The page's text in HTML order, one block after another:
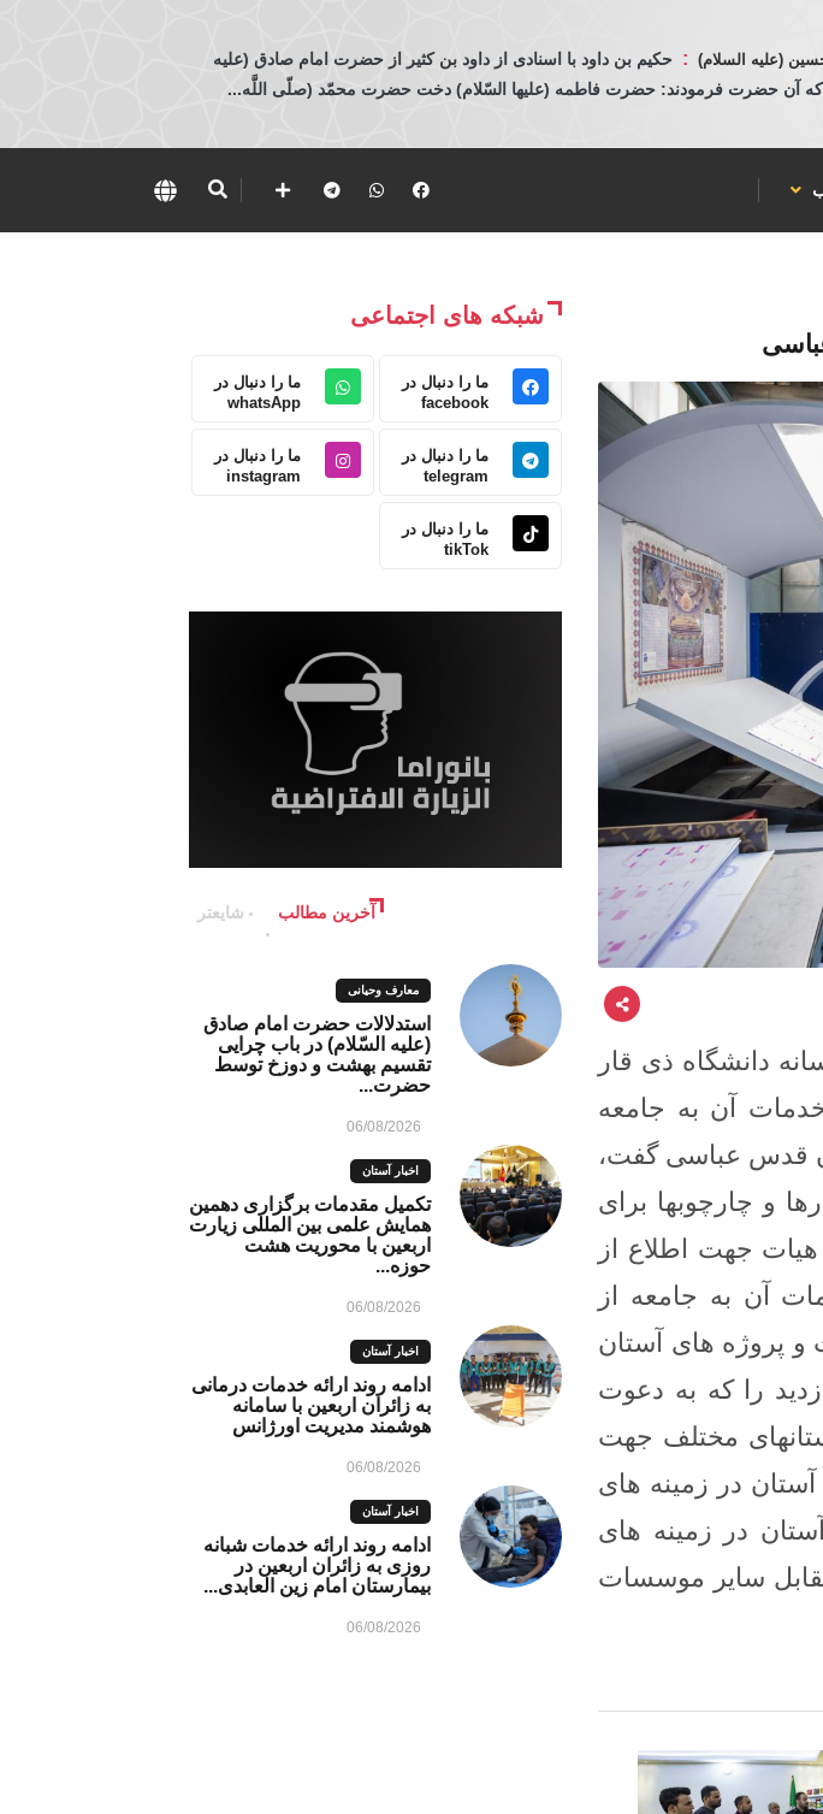
(علیه السلام) : حكيم بن داود با اسنادی از داود بن كثير از حضرت امام صادق (عليه
كه آن حضرت فرمودند: حضرت فاطمه (عليها السّلام) دخت حضرت محمّد (صلّى اللَّه...
دانشگاه ذی قار
آن به جامعه
قدس عباسی گفت،
و چارچوبها برای
جهت اطلاع از
آن به جامعه از
پروژه های آستان
را که به دعوت
مختلف جهت
آستان در زمینه های
در زمینه های
سایر موسسات
شبکه های اجتماعی
ما را دنبال در
facebook
ما را دنبال در
whatsApp
ما را دنبال در
telegram
ما را دنبال در
instagram
ما را دنبال در
tikTok
آخرین مطالب شایعتر
معارف وحیانی
استدلالات حضرت امام صادق
(علیه السّلام) در باب چرایی
تقسیم بهشت و دوزخ توسط
حضرت...
06/08/2026
اخبار آستان
تکمیل مقدمات برگزاری دهمین
همایش علمی بین المللی زیارت
اربعین با محوریت هشت
حوزه...
06/08/2026
اخبار آستان
ادامه روند ارائه خدمات درمانی
به زائران اربعین با سامانه
هوشمند مدیریت اورژانس
06/08/2026
اخبار آستان
ادامه روند ارائه خدمات شبانه
روزی به زائران اربعین در
بیمارستان امام زین العابدی...
06/08/2026